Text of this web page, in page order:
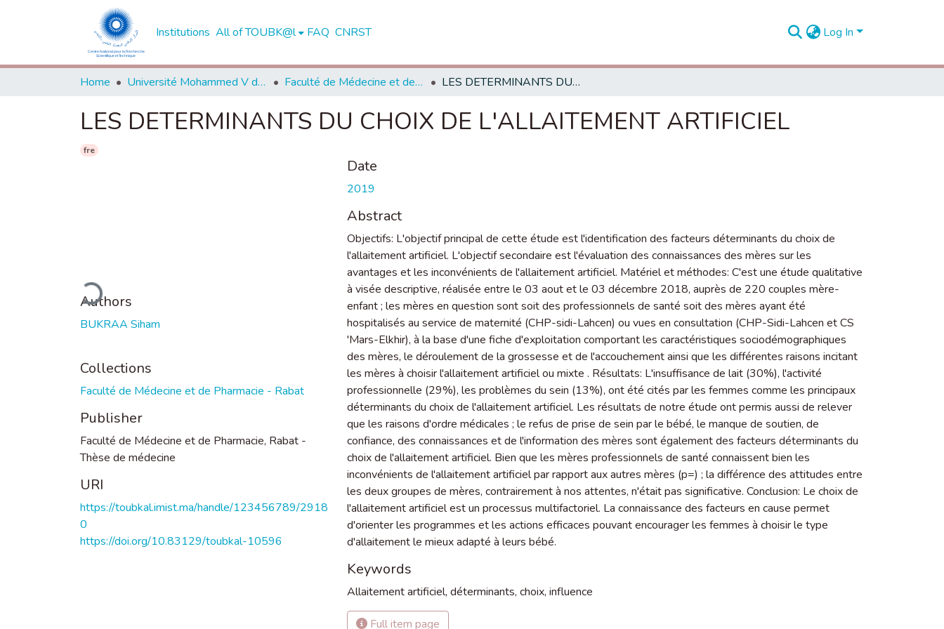
Institutions All of TOUBK@l FAQ CNRST Log In
Home Université Mohammed V de Rabat Faculté de Médecine et de Pharmacie - Rabat LES DETERMINANTS DU CHOIX DE L'ALLAITEMENT ARTIFICIEL
LES DETERMINANTS DU CHOIX DE L'ALLAITEMENT ARTIFICIEL
fre
Loading...
Authors
BUKRAA Siham
Collections
Faculté de Médecine et de Pharmacie - Rabat
Publisher
Faculté de Médecine et de Pharmacie, Rabat -
Thèse de médecine
URI
https://toubkal.imist.ma/handle/123456789/2918
0
https://doi.org/10.83129/toubkal-10596
Date
2019
Abstract
Objectifs: L'objectif principal de cette étude est l'identification des facteurs déterminants du choix de
l'allaitement artificiel. L'objectif secondaire est l'évaluation des connaissances des mères sur les
avantages et les inconvénients de l'allaitement artificiel. Matériel et méthodes: C'est une étude qualitative
à visée descriptive, réalisée entre le 03 aout et le 03 décembre 2018, auprès de 220 couples mère-
enfant ; les mères en question sont soit des professionnels de santé soit des mères ayant été
hospitalisés au service de maternité (CHP-sidi-Lahcen) ou vues en consultation (CHP-Sidi-Lahcen et CS
'Mars-Elkhir), à la base d'une fiche d'exploitation comportant les caractéristiques sociodémographiques
des mères, le déroulement de la grossesse et de l'accouchement ainsi que les différentes raisons incitant
les mères à choisir l'allaitement artificiel ou mixte . Résultats: L'insuffisance de lait (30%), l'activité
professionnelle (29%), les problèmes du sein (13%), ont été cités par les femmes comme les principaux
déterminants du choix de l'allaitement artificiel. Les résultats de notre étude ont permis aussi de relever
que les raisons d'ordre médicales ; le refus de prise de sein par le bébé, le manque de soutien, de
confiance, des connaissances et de l'information des mères sont également des facteurs déterminants du
choix de l'allaitement artificiel. Bien que les mères professionnels de santé connaissent bien les
inconvénients de l'allaitement artificiel par rapport aux autres mères (p=) ; la différence des attitudes entre
les deux groupes de mères, contrairement à nos attentes, n'était pas significative. Conclusion: Le choix de
l'allaitement artificiel est un processus multifactoriel. La connaissance des facteurs en cause permet
d'orienter les programmes et les actions efficaces pouvant encourager les femmes à choisir le type
d'allaitement le mieux adapté à leurs bébé.
Keywords
Allaitement artificiel, déterminants, choix, influence
Full item page